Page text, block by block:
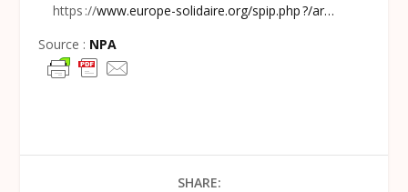
https ://www.europe-solidaire.org/spip.php ?/ar…
Source : NPA
SHARE: